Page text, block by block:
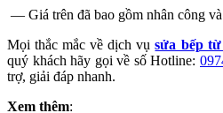
— Giá trên đã bao gồm nhân công
Mọi thắc mắc về dịch vụsửa bếp
quý khách hãy gọi về số Hotline:
trợ, giải đáp nhanh.
Xem thêm: